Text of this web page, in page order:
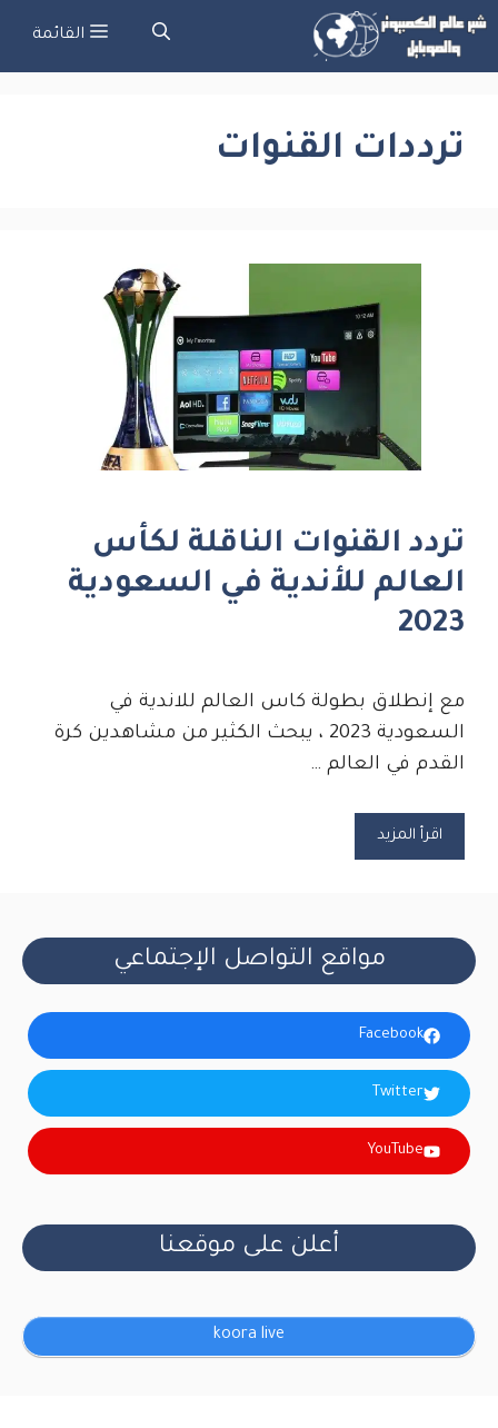
انتقل
المحتوى
القائمة
ترددات القنوات
تردد القنوات الناقلة لكأس
العالم للأندية في السعودية
2023
مع إنطلاق بطولة كاس العالم للاندية في
السعودية 2023 ، يبحث الكثير من مشاهدين كرة
القدم في العالم …
اقرأ المزيد
مواقع التواصل الإجتماعي
Facebook
Twitter
YouTube
أعلن على موقعنا
koora live